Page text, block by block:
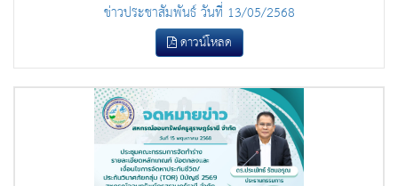
ข่าวประชาสัมพันธ์ วันที่ 13/05/2568
ดาวน์โหลด